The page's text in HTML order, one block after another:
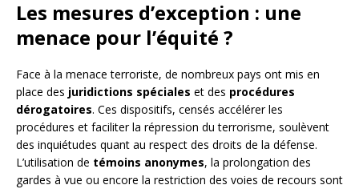
Les mesures d’exception : une
menace pour l’équité ?
Face à la menace terroriste, de nombreux pays ont mis en
place des juridictions spéciales et des procédures
dérogatoires. Ces dispositifs, censés accélérer les
procédures et faciliter la répression du terrorisme, soulèvent
des inquiétudes quant au respect des droits de la défense.
L’utilisation de témoins anonymes, la prolongation des
gardes à vue ou encore la restriction des voies de recours sont